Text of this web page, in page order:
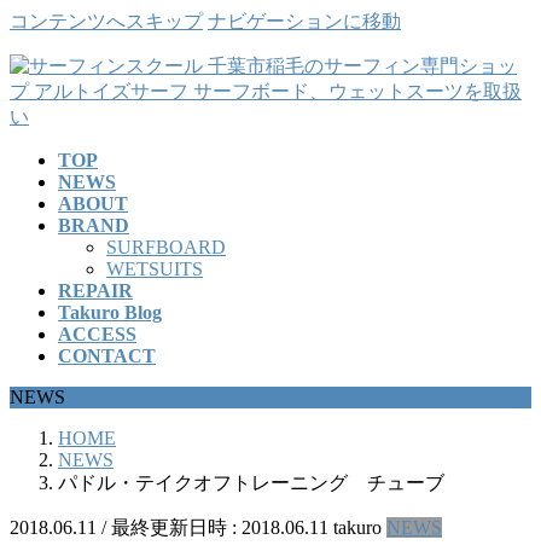
コンテンツへスキップ ナビゲーションに移動
TOP
NEWS
ABOUT
BRAND
SURFBOARD
WETSUITS
REPAIR
Takuro Blog
ACCESS
CONTACT
NEWS
HOME
NEWS
パドル・テイクオフトレーニング チューブ
2018.06.11 / 最終更新日時 : 2018.06.11 takuro NEWS